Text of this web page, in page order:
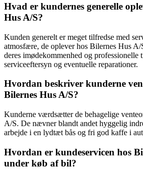
Hvad er kundernes generelle
Hus A/S?
Kunden generelt er meget tilfredse med
atmosfære, de oplever hos Bilernes Hus A/
deres imødekommenhed og professionelle
serviceeftersyn og eventuelle reparationer.
Hvordan beskriver kunderne
Bilernes Hus A/S?
Kunderne værdsætter de behagelige
A/S. De nævner blandt andet hyggelig
arbejde i en lydtæt bås og fri god kaffe i
Hvordan er kundeservicen hos
under køb af bil?